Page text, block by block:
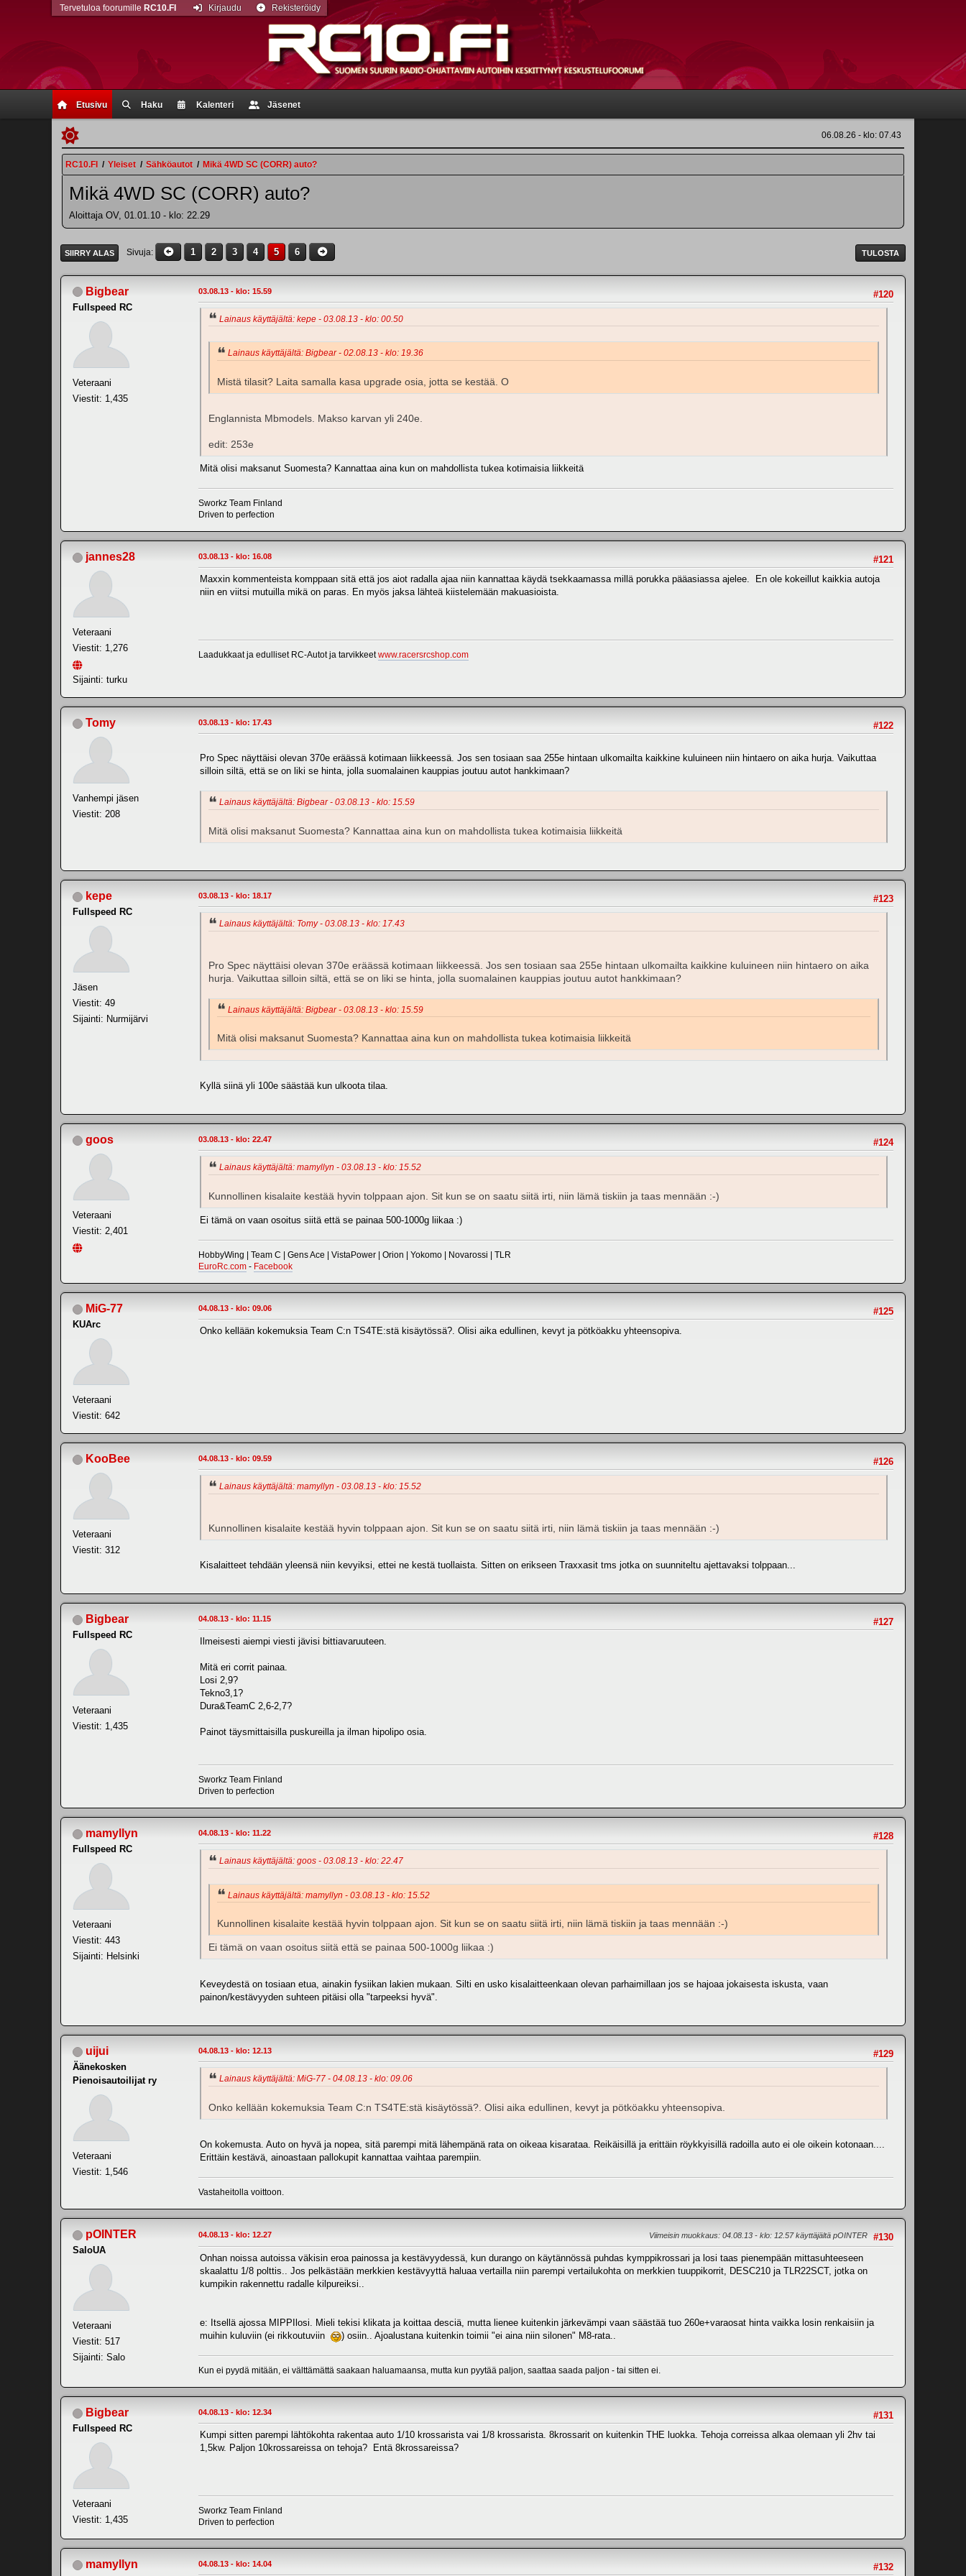
Etusivu Haku Kalenteri Jäsenet
Tervetuloa foorumille RC10.FI Kirjaudu Rekisteröidy
06.08.26 - klo: 07.43
RC10.FI / Yleiset / Sähköautot / Mikä 4WD SC (CORR) auto?
Mikä 4WD SC (CORR) auto?
Aloittaja OV, 01.01.10 - klo: 22.29
TULOSTA
SIIRRY ALAS Sivuja 1 2 3 4 5 6
Bigbear
Fullspeed RC
Veteraani
Viestit: 1,435
#120
03.08.13 - klo: 15.59
Lainaus käyttäjältä: kepe - 03.08.13 - klo: 00.50
Lainaus käyttäjältä: Bigbear - 02.08.13 - klo: 19.36
Mistä tilasit? Laita samalla kasa upgrade osia, jotta se kestää. O
Englannista Mbmodels. Makso karvan yli 240e.
edit: 253e
Mitä olisi maksanut Suomesta? Kannattaa aina kun on mahdollista tukea kotimaisia liikkeitä
Sworkz Team Finland
Driven to perfection
jannes28
Veteraani
Viestit: 1,276
Sijainti: turku
#121
03.08.13 - klo: 16.08
Maxxin kommenteista komppaan sitä että jos aiot radalla ajaa niin kannattaa käydä tsekkaamassa millä porukka pääasiassa ajelee. En ole kokeillut kaikkia autoja
niin en viitsi mutuilla mikä on paras. En myös jaksa lähteä kiistelemään makuasioista.
Laadukkaat ja edulliset RC-Autot ja tarvikkeetwww.racersrcshop.com
Tomy
Vanhempi jäsen
Viestit: 208
#122
03.08.13 - klo: 17.43
Pro Spec näyttäisi olevan 370e eräässä kotimaan liikkeessä. Jos sen tosiaan saa 255e hintaan ulkomailta kaikkine kuluineen niin hintaero on aika hurja. Vaikuttaa
silloin siltä, että se on liki se hinta, jolla suomalainen kauppias joutuu autot hankkimaan?
Lainaus käyttäjältä: Bigbear - 03.08.13 - klo: 15.59
Mitä olisi maksanut Suomesta? Kannattaa aina kun on mahdollista tukea kotimaisia liikkeitä
kepe
Fullspeed RC
Jäsen
Viestit: 49
Sijainti: Nurmijärvi
#123
03.08.13 - klo: 18.17
Lainaus käyttäjältä: Tomy - 03.08.13 - klo: 17.43
Pro Spec näyttäisi olevan 370e eräässä kotimaan liikkeessä. Jos sen tosiaan saa 255e hintaan ulkomailta kaikkine kuluineen niin hintaero on aika
hurja. Vaikuttaa silloin siltä, että se on liki se hinta, jolla suomalainen kauppias joutuu autot hankkimaan?
Lainaus käyttäjältä: Bigbear - 03.08.13 - klo: 15.59
Mitä olisi maksanut Suomesta? Kannattaa aina kun on mahdollista tukea kotimaisia liikkeitä
Kyllä siinä yli 100e säästää kun ulkoota tilaa.
goos
Veteraani
Viestit: 2,401
#124
03.08.13 - klo: 22.47
Lainaus käyttäjältä: mamyllyn - 03.08.13 - klo: 15.52
Kunnollinen kisalaite kestää hyvin tolppaan ajon. Sit kun se on saatu siitä irti, niin lämä tiskiin ja taas mennään :-)
Ei tämä on vaan osoitus siitä että se painaa 500-1000g liikaa :)
HobbyWing | Team C | Gens Ace | VistaPower | Orion | Yokomo | Novarossi | TLR
EuroRc.com - Facebook
MiG-77
KUArc
Veteraani
Viestit: 642
#125
04.08.13 - klo: 09.06
Onko kellään kokemuksia Team C:n TS4TE:stä kisäytössä?. Olisi aika edullinen, kevyt ja pötköakku yhteensopiva.
KooBee
Veteraani
Viestit: 312
#126
04.08.13 - klo: 09.59
Lainaus käyttäjältä: mamyllyn - 03.08.13 - klo: 15.52
Kunnollinen kisalaite kestää hyvin tolppaan ajon. Sit kun se on saatu siitä irti, niin lämä tiskiin ja taas mennään :-)
Kisalaitteet tehdään yleensä niin kevyiksi, ettei ne kestä tuollaista. Sitten on erikseen Traxxasit tms jotka on suunniteltu ajettavaksi tolppaan...
Bigbear
Fullspeed RC
Veteraani
Viestit: 1,435
#127
04.08.13 - klo: 11.15
Ilmeisesti aiempi viesti jävisi bittiavaruuteen.
Mitä eri corrit painaa.
Losi 2,9?
Tekno3,1?
Dura&TeamC 2,6-2,7?
Painot täysmittaisilla puskureilla ja ilman hipolipo osia.
Sworkz Team Finland
Driven to perfection
mamyllyn
Fullspeed RC
Veteraani
Viestit: 443
Sijainti: Helsinki
#128
04.08.13 - klo: 11.22
Lainaus käyttäjältä: goos - 03.08.13 - klo: 22.47
Lainaus käyttäjältä: mamyllyn - 03.08.13 - klo: 15.52
Kunnollinen kisalaite kestää hyvin tolppaan ajon. Sit kun se on saatu siitä irti, niin lämä tiskiin ja taas mennään :-)
Ei tämä on vaan osoitus siitä että se painaa 500-1000g liikaa :)
Keveydestä on tosiaan etua, ainakin fysiikan lakien mukaan. Silti en usko kisalaitteenkaan olevan parhaimillaan jos se hajoaa jokaisesta iskusta, vaan
painon/kestävyyden suhteen pitäisi olla "tarpeeksi hyvä".
uijui
Äänekosken
Pienoisautoilijat ry
Veteraani
Viestit: 1,546
#129
04.08.13 - klo: 12.13
Lainaus käyttäjältä: MiG-77 - 04.08.13 - klo: 09.06
Onko kellään kokemuksia Team C:n TS4TE:stä kisäytössä?. Olisi aika edullinen, kevyt ja pötköakku yhteensopiva.
On kokemusta. Auto on hyvä ja nopea, sitä parempi mitä lähempänä rata on oikeaa kisarataa. Reikäisillä ja erittäin röykkyisillä radoilla auto ei ole oikein kotonaan....
Erittäin kestävä, ainoastaan pallokupit kannattaa vaihtaa parempiin.
Vastaheitolla voittoon.
pOINTER
SaloUA
Veteraani
Viestit: 517
Sijainti: Salo
#130
04.08.13 - klo: 12.27 Viimeisin muokkaus: 04.08.13 - klo: 12.57 käyttäjältä pOINTER
Onhan noissa autoissa väkisin eroa painossa ja kestävyydessä, kun durango on käytännössä puhdas kymppikrossari ja losi taas pienempään mittasuhteeseen
skaalattu 1/8 polttis.. Jos pelkästään merkkien kestävyyttä haluaa vertailla niin parempi vertailukohta on merkkien tuuppikorrit, DESC210 ja TLR22SCT, jotka on
kumpikin rakennettu radalle kilpureiksi..
e: Itsellä ajossa MIPPIlosi. Mieli tekisi klikata ja koittaa desciä, mutta lienee kuitenkin järkevämpi vaan säästää tuo 260e+varaosat hinta vaikka losin renkaisiin ja
muihin kuluviin (ei rikkoutuviin
) osiin.. Ajoalustana kuitenkin toimii "ei aina niin silonen" M8-rata..
Kun ei pyydä mitään, ei välttämättä saakaan haluamaansa, mutta kun pyytää paljon, saattaa saada paljon - tai sitten ei.
Bigbear
Fullspeed RC
Veteraani
Viestit: 1,435
#131
04.08.13 - klo: 12.34
Kumpi sitten parempi lähtökohta rakentaa auto 1/10 krossarista vai 1/8 krossarista. 8krossarit on kuitenkin THE luokka. Tehoja correissa alkaa olemaan yli 2hv tai
1,5kw. Paljon 10krossareissa on tehoja? Entä 8krossareissa?
Sworkz Team Finland
Driven to perfection
mamyllyn #132
04.08.13 - klo: 14.04